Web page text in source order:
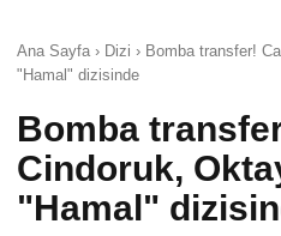
Ana Sayfa › Dizi › Bomba transfer!
"Hamal" dizisinde
Bomba
Cindoruk,
"Hamal"